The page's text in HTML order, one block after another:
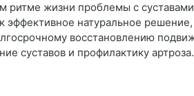
жизни проблемы с
натуральное
восстановлению
суставов и профилактику артроза.